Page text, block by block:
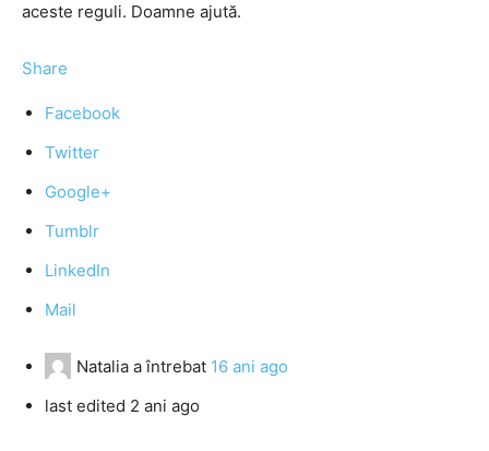
aceste reguli. Doamne ajută.
Share
Facebook
Twitter
Google+
Tumblr
LinkedIn
Mail
Natalia a întrebat 16 ani ago
last edited 2 ani ago